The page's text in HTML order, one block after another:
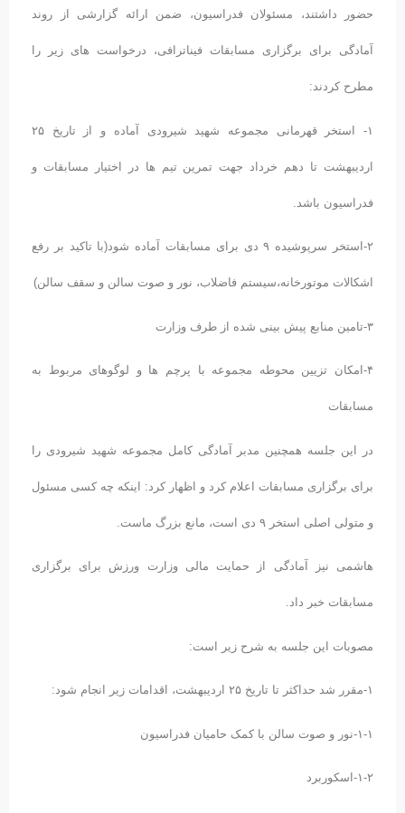
حضور داشتند، مسئولان فدراسیون، ضمن ارائه گزارشی از روند
آمادگی برای برگزاری مسابقات فیناترافی، درخواست های زیر را
مطرح کردند:
۱- استخر قهرمانی مجموعه شهید شیرودی آماده و از تاریخ ۲۵
اردیبهشت تا دهم خرداد جهت تمرین تیم ها در اختیار مسابقات و
فدراسیون باشد.
۲-استخر سرپوشیده ۹ دی برای مسابقات آماده شود(با تاکید بر رفع
اشکالات موتورخانه،سیستم فاضلاب، نور و صوت سالن و سقف سالن)
۳-تامین منابع پیش بینی شده از طرف وزارت
۴-امکان تزیین محوطه مجموعه با پرچم ها و لوگوهای مربوط به
مسابقات
در این جلسه همچنین مدبر آمادگی کامل مجموعه شهید شیرودی را
برای برگزاری مسابقات اعلام کرد و اظهار کرد: اینکه چه کسی مسئول
و متولی اصلی استخر ۹ دی است، مانع بزرگ ماست.
هاشمی نیز آمادگی از حمایت مالی وزارت ورزش برای برگزاری
مسابقات خبر داد.
مصوبات این جلسه به شرح زیر است:
۱-۱-نور و صوت سالن با کمک حامیان فدراسیون
۱-۲-اسکوربرد